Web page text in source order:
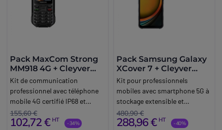
Pack MaxCom Strong
MM918 4G + Cleyver
Nomad Earpiece UC
Kit de communication
professionnel avec téléphone
mobile 4G certifié IP68 et
oreillette discrète équipée du
Bluetooth multipoint (portée
155,60 €
102,72 € HT -34%
Pack Samsung Galaxy
XCover 7 + Cleyver
Nomad Earpiece UC
Kit pour professionnels
mobiles avec smartphone 5G à
stockage extensible et
oreillette discrète équipée du
Bluetooth multipoint (portée
480,90 €
288,96 € HT -40%